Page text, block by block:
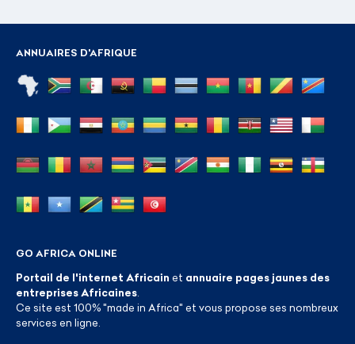
ANNUAIRES D'AFRIQUE
GO AFRICA ONLINE
Portail de l'internet Africain et annuaire pages jaunes des
entreprises Africaines
Ce site est 100% "made in Africa" et vous propose ses nombreux
services en ligne.